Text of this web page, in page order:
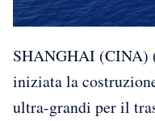
SHANGHAI (CINA)
iniziata la
ultra-grandi per il